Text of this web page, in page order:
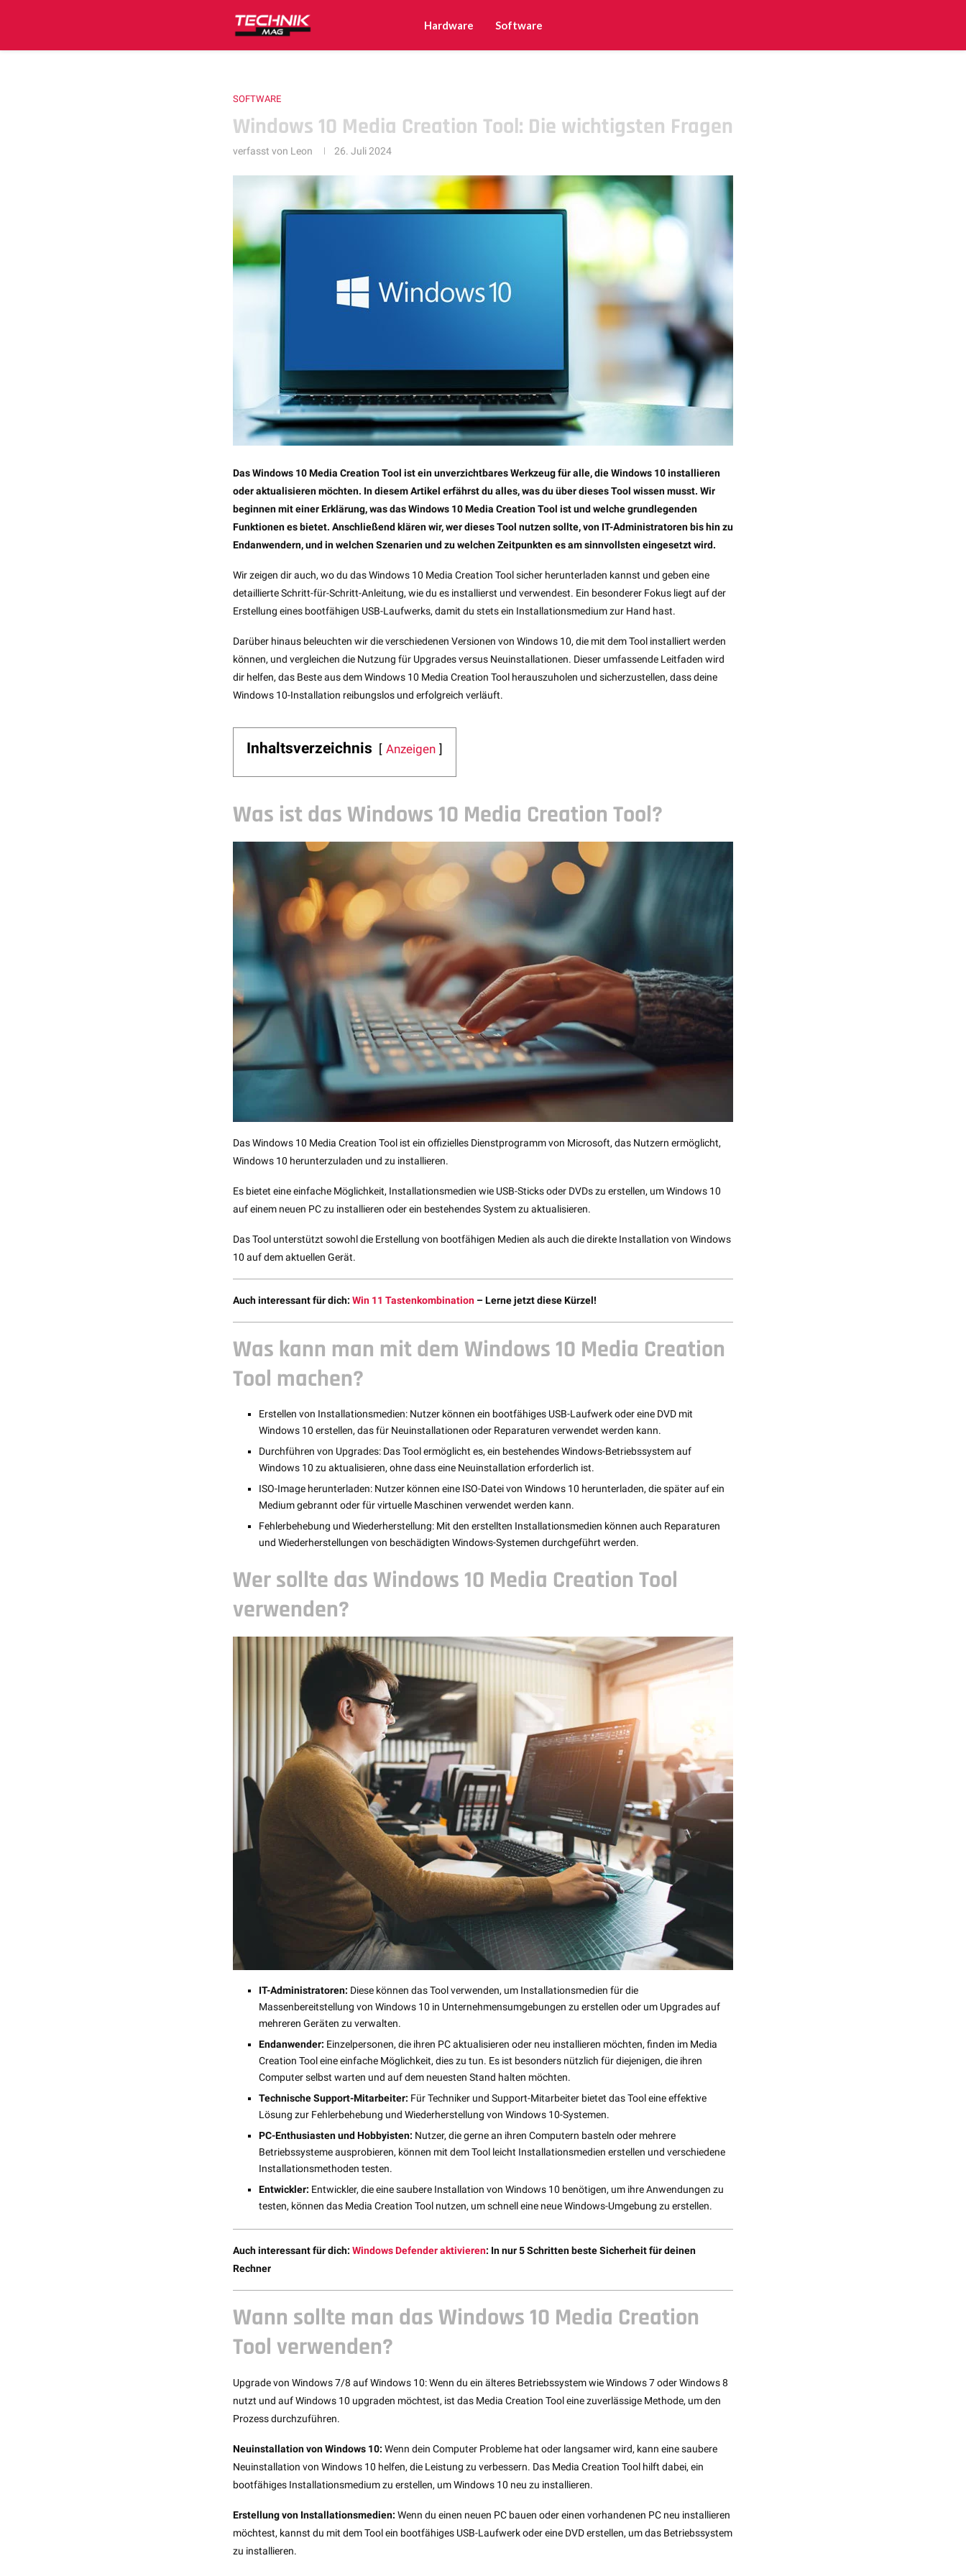
Hardware Software
SOFTWARE
Windows 10 Media Creation Tool: Die wichtigsten Fragen
verfasst von Leon 26. Juli 2024
Das Windows 10 Media Creation Tool ist ein unverzichtbares Werkzeug für alle, die Windows 10 installieren
oder aktualisieren möchten. In diesem Artikel erfährst du alles, was du über dieses Tool wissen musst. Wir
beginnen mit einer Erklärung, was das Windows 10 Media Creation Tool ist und welche grundlegenden
Funktionen es bietet. Anschließend klären wir, wer dieses Tool nutzen sollte, von IT-Administratoren bis hin zu
Endanwendern, und in welchen Szenarien und zu welchen Zeitpunkten es am sinnvollsten eingesetzt wird.
Wir zeigen dir auch, wo du das Windows 10 Media Creation Tool sicher herunterladen kannst und geben eine
detaillierte Schritt-für-Schritt-Anleitung, wie du es installierst und verwendest. Ein besonderer Fokus liegt auf der
Erstellung eines bootfähigen USB-Laufwerks, damit du stets ein Installationsmedium zur Hand hast.
Darüber hinaus beleuchten wir die verschiedenen Versionen von Windows 10, die mit dem Tool installiert werden
können, und vergleichen die Nutzung für Upgrades versus Neuinstallationen. Dieser umfassende Leitfaden wird
dir helfen, das Beste aus dem Windows 10 Media Creation Tool herauszuholen und sicherzustellen, dass deine
Windows 10-Installation reibungslos und erfolgreich verläuft.
Inhaltsverzeichnis Anzeigen
Was ist das Windows 10 Media Creation Tool?
Das Windows 10 Media Creation Tool ist ein offizielles Dienstprogramm von Microsoft, das Nutzern ermöglicht,
Windows 10 herunterzuladen und zu installieren.
Es bietet eine einfache Möglichkeit, Installationsmedien wie USB-Sticks oder DVDs zu erstellen, um Windows 10
auf einem neuen PC zu installieren oder ein bestehendes System zu aktualisieren.
Das Tool unterstützt sowohl die Erstellung von bootfähigen Medien als auch die direkte Installation von Windows
10 auf dem aktuellen Gerät.
Auch interessant für dich: Win 11 Tastenkombination – Lerne jetzt diese Kürzel!
Was kann man mit dem Windows 10 Media Creation
Tool machen?
Erstellen von Installationsmedien: Nutzer können ein bootfähiges USB-Laufwerk oder eine DVD mit
Windows 10 erstellen, das für Neuinstallationen oder Reparaturen verwendet werden kann.
Durchführen von Upgrades: Das Tool ermöglicht es, ein bestehendes Windows-Betriebssystem auf
Windows 10 zu aktualisieren, ohne dass eine Neuinstallation erforderlich ist.
ISO-Image herunterladen: Nutzer können eine ISO-Datei von Windows 10 herunterladen, die später auf ein
Medium gebrannt oder für virtuelle Maschinen verwendet werden kann.
Fehlerbehebung und Wiederherstellung: Mit den erstellten Installationsmedien können auch Reparaturen
und Wiederherstellungen von beschädigten Windows-Systemen durchgeführt werden.
Wer sollte das Windows 10 Media Creation Tool
verwenden?
IT-Administratoren: Diese können das Tool verwenden, um Installationsmedien für die
Massenbereitstellung von Windows 10 in Unternehmensumgebungen zu erstellen oder um Upgrades auf
mehreren Geräten zu verwalten.
Endanwender: Einzelpersonen, die ihren PC aktualisieren oder neu installieren möchten, finden im Media
Creation Tool eine einfache Möglichkeit, dies zu tun. Es ist besonders nützlich für diejenigen, die ihren
Computer selbst warten und auf dem neuesten Stand halten möchten.
Technische Support-Mitarbeiter: Für Techniker und Support-Mitarbeiter bietet das Tool eine effektive
Lösung zur Fehlerbehebung und Wiederherstellung von Windows 10-Systemen.
PC-Enthusiasten und Hobbyisten: Nutzer, die gerne an ihren Computern basteln oder mehrere
Betriebssysteme ausprobieren, können mit dem Tool leicht Installationsmedien erstellen und verschiedene
Installationsmethoden testen.
Entwickler: Entwickler, die eine saubere Installation von Windows 10 benötigen, um ihre Anwendungen zu
testen, können das Media Creation Tool nutzen, um schnell eine neue Windows-Umgebung zu erstellen.
Auch interessant für dich: Windows Defender aktivieren: In nur 5 Schritten beste Sicherheit für deinen
Rechner
Wann sollte man das Windows 10 Media Creation
Tool verwenden?
Upgrade von Windows 7/8 auf Windows 10: Wenn du ein älteres Betriebssystem wie Windows 7 oder Windows 8
nutzt und auf Windows 10 upgraden möchtest, ist das Media Creation Tool eine zuverlässige Methode, um den
Prozess durchzuführen.
Neuinstallation von Windows 10: Wenn dein Computer Probleme hat oder langsamer wird, kann eine saubere
Neuinstallation von Windows 10 helfen, die Leistung zu verbessern. Das Media Creation Tool hilft dabei, ein
bootfähiges Installationsmedium zu erstellen, um Windows 10 neu zu installieren.
Erstellung von Installationsmedien: Wenn du einen neuen PC bauen oder einen vorhandenen PC neu installieren
möchtest, kannst du mit dem Tool ein bootfähiges USB-Laufwerk oder eine DVD erstellen, um das Betriebssystem
zu installieren.